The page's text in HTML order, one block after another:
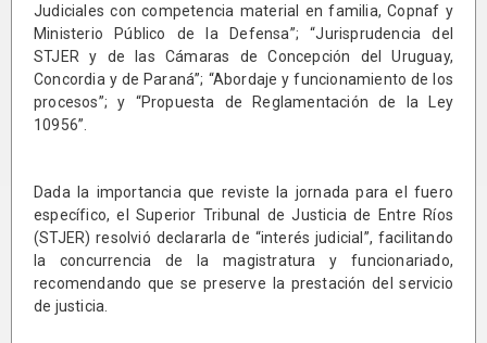
Judiciales con competencia material en familia, Copnaf y
Ministerio Público de la Defensa”; “Jurisprudencia del
STJER y de las Cámaras de Concepción del Uruguay,
Concordia y de Paraná”; “Abordaje y funcionamiento de los
procesos”; y “Propuesta de Reglamentación de la Ley
10956”.
Dada la importancia que reviste la jornada para el fuero
específico, el Superior Tribunal de Justicia de Entre Ríos
(STJER) resolvió declararla de “interés judicial”, facilitando
la concurrencia de la magistratura y funcionariado,
recomendando que se preserve la prestación del servicio
de justicia.